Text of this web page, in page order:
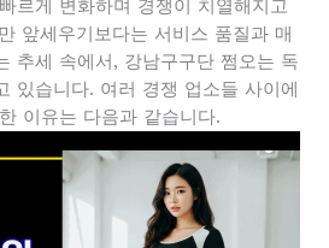
르게 변화하며 경쟁이 치열해지고
앞세우기보다는 서비스 품질과 매
추세 속에서, 강남구구단 쩜오는 독
있습니다. 여러 경쟁 업소들 사이에
이유는 다음과 같습니다.